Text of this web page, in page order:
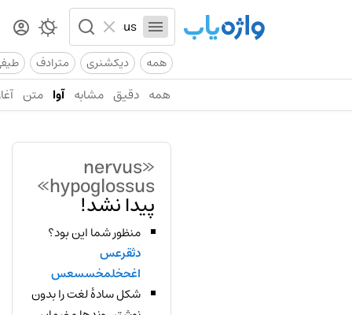
همه دیکشنری مترادف
همه دقیق مشابه آوا متن
«nervus
hypoglossus»
پیدا نشد!
منظور شما این بود؟
دثقرعس
اغحخلمخسسعس
شکل سادهٔ لغت را بدون